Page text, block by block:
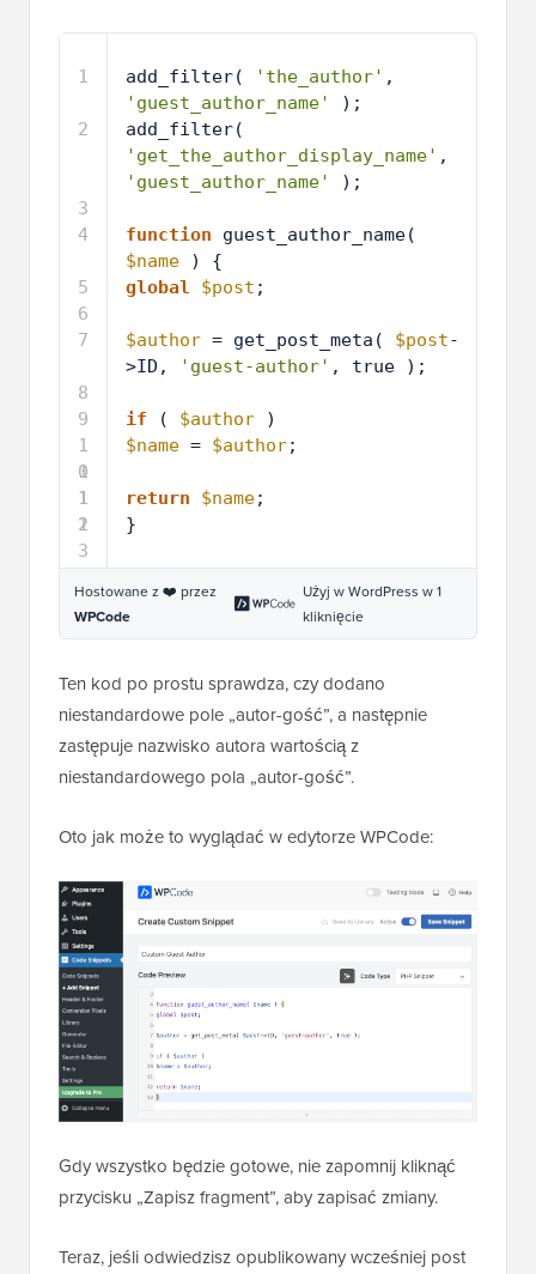
1
2
3
4
5
6
7
8
9
1
0
1
1
1
2
1
3
add_filter( 'the_author'
'guest_author_name'
);
'get_the_author_display_name'
'guest_author_name'
);
function
$name
) {
global
$post ;
$author = get_post_meta( $post-
>ID,
'guest-author' , true );
if ( $author
)
$name = $author;
return $name;
}
Hostowane z ❤️ przez
WPCode
Użyj w WordPress w 1
kliknięcie
Ten kod po prostu sprawdza, czy dodano
niestandardowe pole „autor-gość”, a następnie
zastępuje nazwisko autora wartością z
niestandardowego pola „autor-gość”.
Oto jak może to wyglądać w edytorze WPCode:
Gdy wszystko będzie gotowe, nie zapomnij kliknąć
przycisku „Zapisz fragment”, aby zapisać zmiany.
Teraz, jeśli odwiedzisz opublikowany wcześniej post